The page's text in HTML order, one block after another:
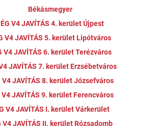
Békásmegyer
V4 JAVÍTÁS 4. kerület Újpest
V4 JAVÍTÁS 5. kerület Lipótváros
V4 JAVÍTÁS 6. kerület Terézváros
JAVÍTÁS 7. kerület Erzsébetváros
V4 JAVÍTÁS 8. kerület Józsefváros
V4 JAVÍTÁS 9. kerület Ferencváros
V4 JAVÍTÁS I. kerület Várkerület
V4 JAVÍTÁS II. kerület Rózsadomb